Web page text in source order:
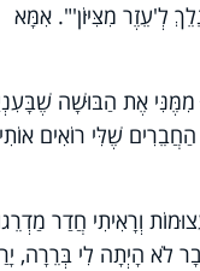
לְ'עֵזֶר מִצִּיּוֹן'". אִמָּא
אֶת הַבּוּשָׁה
שֶׁלִּי רוֹאִים
וְרָאִיתִי חֲדַר
אָמְרָה אִמָּא. כָּאן כְּבָר לֹא הָיְתָה לִי